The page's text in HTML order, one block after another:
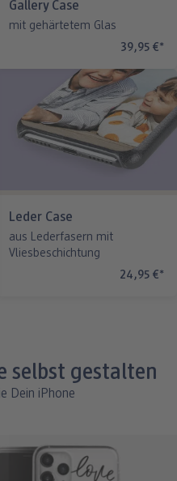
Leder Case
aus Lederfasern mit
Vliesbeschichtung
24,95 €*
Gallery Case
mit gehärtetem Glas
39,95 €*
selbst gestalten
Dein iPhone